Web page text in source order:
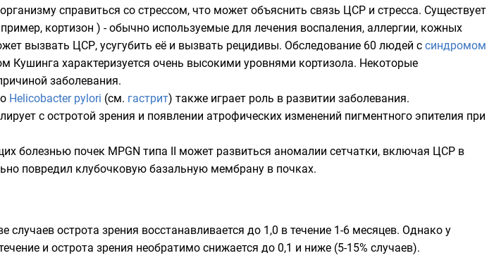
справиться со стрессом, что может объяснить связь ЦСР и стресса. Существует
кортизон ) - обычно используемые для лечения воспаления, аллергии, кожных
вызвать ЦСР, усугубить её и вызвать рецидивы. Обследование 60 людей с синдромом
Кушинга характеризуется очень высокими уровнями кортизола. Некоторые
заболевания.
Helicobacter pylori (см. гастрит) также играет роль в развитии заболевания.
с остротой зрения и появлении атрофических изменений пигментного эпителия при
болезнью почек MPGN типа II может развиться аномалии сетчатки, включая ЦСР в
повредил клубочковую базальную мембрану в почках.
острота зрения восстанавливается до 1,0 в течение 1-6 месяцев. Однако у
и острота зрения необратимо снижается до 0,1 и ниже (5-15% случаев).